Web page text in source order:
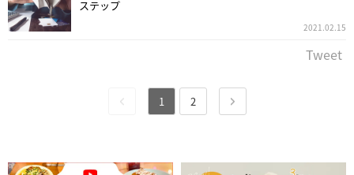
ステップ
2021.02.15
Tweet
1 2